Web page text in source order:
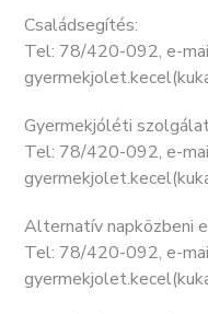
Családsegítés:
Tel: 78/420-092, e-
Gyermekjóléti
Tel: 78/420-092, e-
Alternatív napközbeni
Tel: 78/420-092, e-